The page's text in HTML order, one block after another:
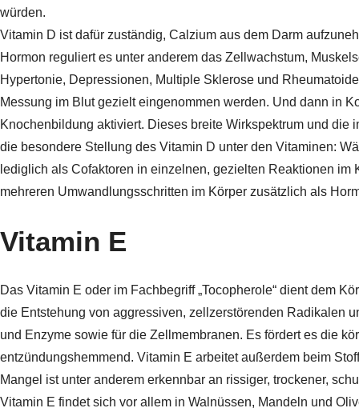
würden.
Vitamin D ist dafür zuständig, Calzium aus dem Darm
Hormon reguliert es unter anderem das Zellwachstum,
Hypertonie, Depressionen, Multiple Sklerose und
Messung im Blut gezielt eingenommen werden. Und dann in
Knochenbildung aktiviert. Dieses breite Wirkspektrum und die
die besondere Stellung des Vitamin D unter den Vitaminen:
lediglich als Cofaktoren in einzelnen, gezielten Reaktionen
mehreren Umwandlungsschritten im Körper zusätzlich als
Vitamin E
Das Vitamin E oder im Fachbegriff „Tocopherole“ dient dem
die Entstehung von aggressiven, zellzerstörenden Radikalen
und Enzyme sowie für die Zellmembranen. Es fördert es die
entzündungshemmend. Vitamin E arbeitet außerdem beim
Mangel ist unter anderem erkennbar an rissiger, trockener,
Vitamin E findet sich vor allem in Walnüssen, Mandeln und